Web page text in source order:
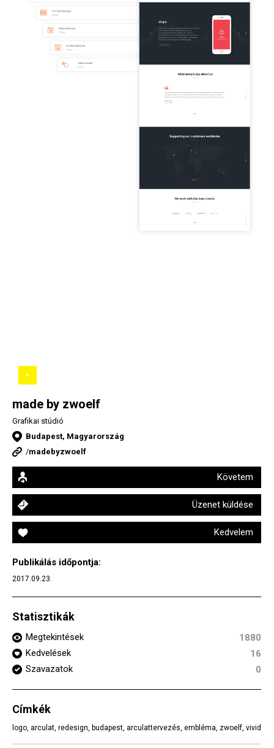
made by zwoelf
Grafikai stúdió
Budapest, Magyarország
/madebyzwoelf
Követem
Üzenet küldése
Kedvelem
Publikálás időpontja:
2017.09.23.
Statisztikák
Megtekintések
1880
Kedvelések
16
Szavazatok
0
Címkék
logo arculat redesign budapest arculattervezés embléma zwoelf vivid